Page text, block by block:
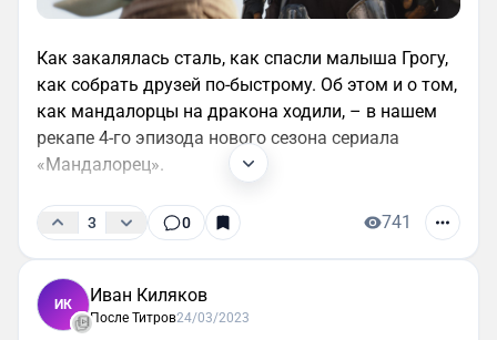
Как закалялась сталь, как спасли малыша Грогу,
как собрать друзей по-быстрому. Об этом и о том,
как мандалорцы на дракона ходили, – в нашем
рекапе 4-го эпизода нового сезона сериала
«Мандалорец».
3 0 741
ИК Иван Киляков
После Титров24/03/2023